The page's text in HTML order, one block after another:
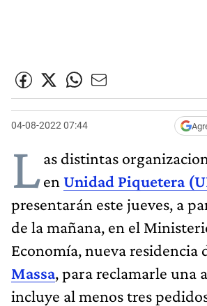
04-08-2022 07:44
Las distintas
en Unidad Piquetera
presentarán este jueves, a
de la mañana, en el
Economía, nueva residencia
Massa, para reclamarle una
incluye al menos tres